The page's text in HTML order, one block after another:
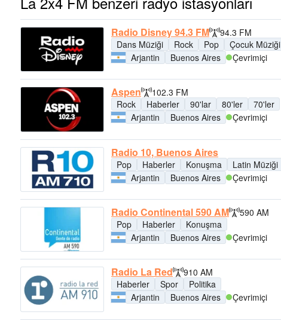
Radio Disney 94.3 FM
94.3 FM
Dans Müziği
Rock Pop Çocuk Müziği
Arjantin
Buenos Aires Çevrimiçi
Aspen
102.3 FM
Rock
Haberler 90'lar 80'ler
70'ler
Arjantin
Buenos Aires Çevrimiçi
Radio 10, Buenos Aires
Pop Haberler Konuşma
Latin Müziği
Arjantin
Buenos Aires Çevrimiçi
Radio Continental 590 AM
590 AM
Pop
Haberler
Konuşma
Arjantin
Buenos Aires Çevrimiçi
Radio La Red
910 AM
Haberler
Spor
Politika
Arjantin
Buenos Aires Çevrimiçi